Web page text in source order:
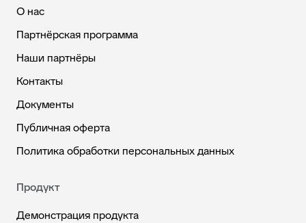
О нас
Партнёрская программа
Наши партнёры
Контакты
Документы
Публичная оферта
Политика обработки персональных данных
Продукт
Демонстрация продукта